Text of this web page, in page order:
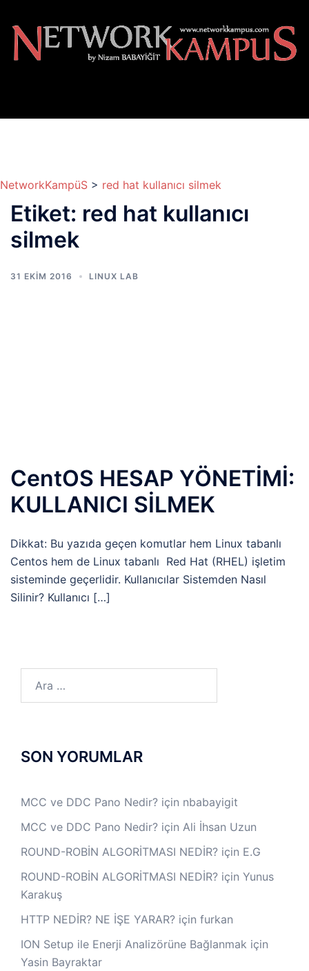
atla
NetworkKampüS > red hat kullanıcı silmek
Etiket: red hat kullanıcı
silmek
31 EKIM 2016 LINUX LAB
CentOS HESAP YÖNETİMİ:
KULLANICI SİLMEK
Dikkat: Bu yazıda geçen komutlar hem Linux tabanlı
Centos hem de Linux tabanlı Red Hat (RHEL) işletim
sisteminde geçerlidir. Kullanıcılar Sistemden Nasıl
Silinir? Kullanıcı […]
SON YORUMLAR
MCC ve DDC Pano Nedir? için nbabayigit
MCC ve DDC Pano Nedir? için Ali İhsan Uzun
ROUND-ROBİN ALGORİTMASI NEDİR? için E.G
ROUND-ROBİN ALGORİTMASI NEDİR? için Yunus
Karakuş
HTTP NEDİR? NE İŞE YARAR? için furkan
ION Setup ile Enerji Analizörüne Bağlanmak için
Yasin Bayraktar